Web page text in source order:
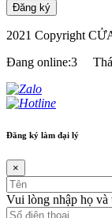
2021 Copyright
Đang online:3
Đăng ký làm đại lý
×
Vui lòng nhập họ và